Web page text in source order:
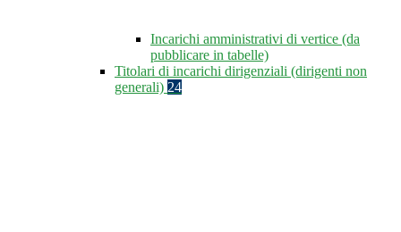
Incarichi amministrativi di vertice (da
pubblicare in tabelle)
Titolari di incarichi dirigenziali (dirigenti non
generali) 24